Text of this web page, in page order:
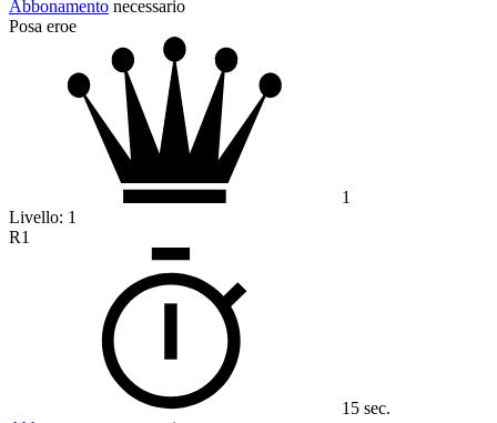
Abbonamento necessario
Posa eroe
1
Livello: 1
R1
15 sec.